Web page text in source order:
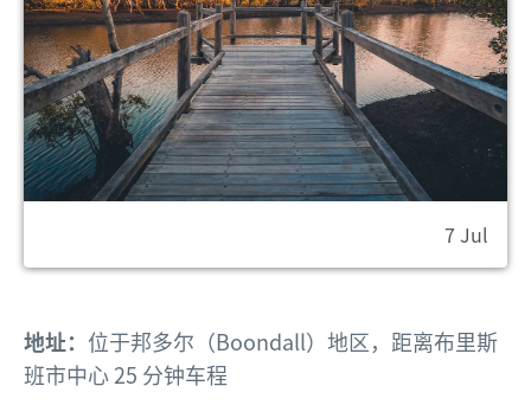
7 Jul
地址： 位于邦多尔（Boondall）地区，距离布里斯
班市中心 25 分钟车程